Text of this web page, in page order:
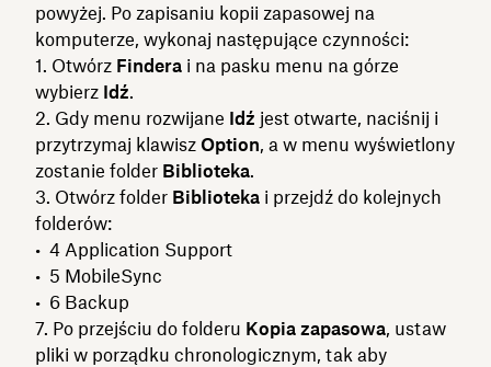
powyżej. Po zapisaniu kopii zapasowej na
komputerze, wykonaj następujące czynności:
Otwórz Findera i na pasku menu na górze
wybierz Idź.
Gdy menu rozwijane Idź jest otwarte, naciśnij i
przytrzymaj klawisz Option, a w menu wyświetlony
zostanie folder Biblioteka.
Otwórz folder Biblioteka i przejdź do kolejnych
folderów:
Application Support
MobileSync
Backup
Po przejściu do folderu Kopia zapasowa, ustaw
pliki w porządku chronologicznym, tak aby